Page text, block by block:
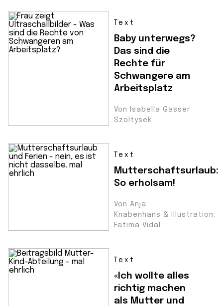
Text
Baby unterwegs?
Das sind die
Rechte für
Schwangere am
Arbeitsplatz
Von Isabella Gasser
Szoltysek
Text
Mutterschaftsurlaub:
So erholsam!
Von Anja
Knabenhans & Illustration:
Fatima Vidal
Text
«Ich wollte alles
richtig machen
als Mutter und